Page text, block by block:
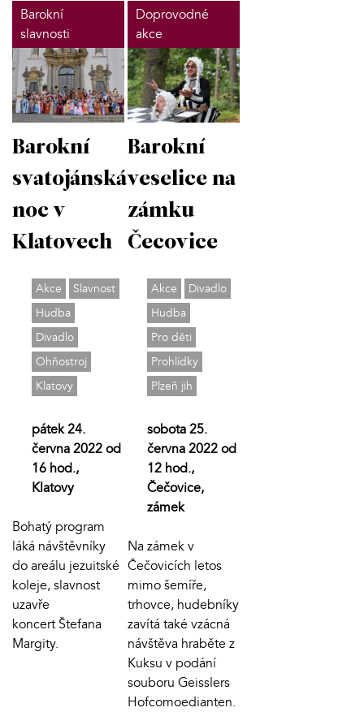
Barokní
slavnosti
Barokní
svatojánská
noc v
Klatovech
Akce
Slavnost
Hudba
Divadlo
Ohňostroj
Klatovy
pátek 24.
června 2022 od
16 hod.,
Klatovy
Bohatý program
láká návštěvníky
do areálu jezuitské
koleje, slavnost
uzavře
koncert Štefana
Margity.
Doprovodné
akce
Barokní
veselice na
zámku
Čecovice
Akce
Divadlo
Hudba
Pro děti
Prohlídky
Plzeň jih
sobota 25.
června 2022 od
12 hod.,
Čečovice,
zámek
Na zámek v
Čečovicích letos
mimo šemíře,
trhovce, hudebníky
zavítá také vzácná
návštěva hraběte z
Kuksu v podání
souboru Geisslers
Hofcomoedianten.